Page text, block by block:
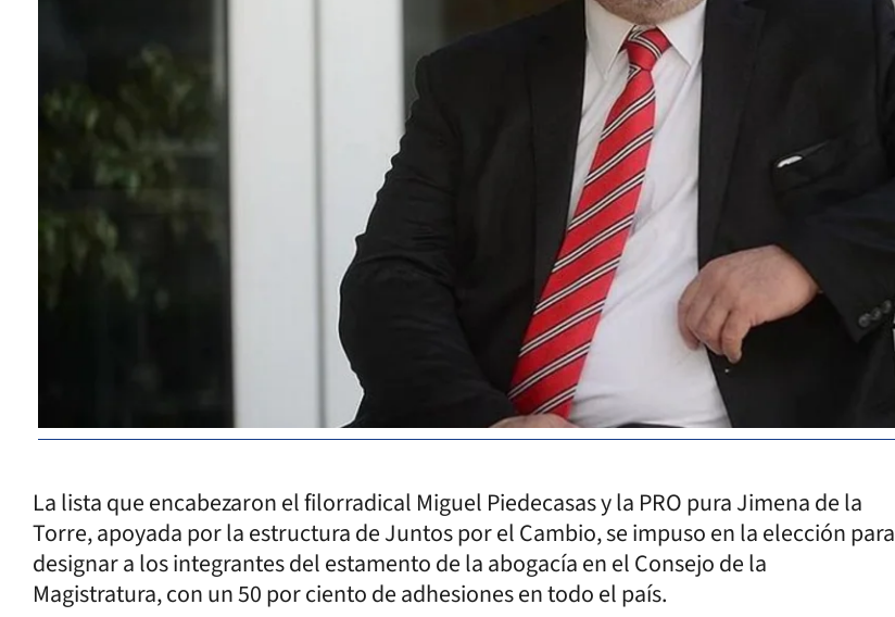
La lista que encabezaron el filorradical Miguel Piedecasas y la PRO pura Jimena de la
Torre, apoyada por la estructura de Juntos por el Cambio, se impuso en la elección para
designar a los integrantes del estamento de la abogacía en el Consejo de la
Magistratura, con un 50 por ciento de adhesiones en todo el país.